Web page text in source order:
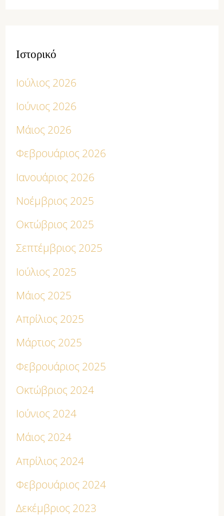
Ιστορικό
Ιούλιος 2026
Ιούνιος 2026
Μάιος 2026
Φεβρουάριος 2026
Ιανουάριος 2026
Νοέμβριος 2025
Οκτώβριος 2025
Σεπτέμβριος 2025
Ιούλιος 2025
Μάιος 2025
Απρίλιος 2025
Μάρτιος 2025
Φεβρουάριος 2025
Οκτώβριος 2024
Ιούνιος 2024
Μάιος 2024
Απρίλιος 2024
Φεβρουάριος 2024
Δεκέμβριος 2023